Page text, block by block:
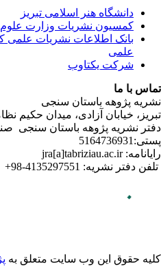
نشریات
تبریز،
دفتر نشریه پژوهه­ باستان­ سنجی صندوق پستی: 4567-51385، کد
باشد.